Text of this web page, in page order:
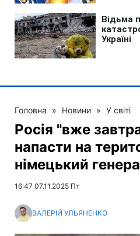
Головна » Новини » У світі
Росія "вже
напасти на
німецький
16:47 07.11.2025 Пт
ВАЛЕРІЙ УЛЬЯНЕНКО